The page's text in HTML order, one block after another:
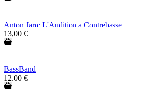
Anton Jaro: L'Audition a Contrebasse
13,00 €
BassBand
12,00 €